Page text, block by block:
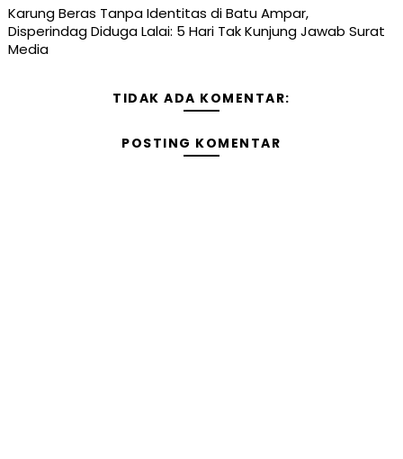
Karung Beras Tanpa Identitas di Batu Ampar,
Disperindag Diduga Lalai: 5 Hari Tak Kunjung Jawab Surat
Media
TIDAK ADA KOMENTAR:
POSTING KOMENTAR